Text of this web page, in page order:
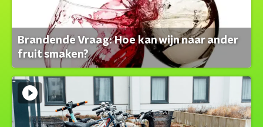
Brandende Vraag: Hoe kan wijn naar ander
fruit smaken?